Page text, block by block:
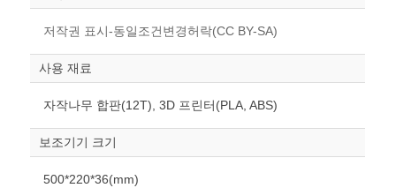
저작권 표시-동일조건변경허락(CC BY-SA)
사용 재료
자작나무 합판(12T), 3D 프린터(PLA, ABS)
보조기기 크기
500*220*36(mm)